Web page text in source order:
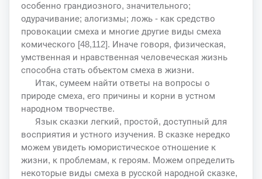
особенно грандиозного, значительного;
одурачивание; алогизмы; ложь - как средство
провокации смеха и многие другие виды смеха
комического [48,112]. Иначе говоря, физическая,
умственная и нравственная человеческая жизнь
способна стать объектом смеха в жизни.
Итак, сумеем найти ответы на вопросы о
природе смеха, его причины и корни в устном
народном творчестве.
Язык сказки легкий, простой, доступный для
восприятия и устного изучения. В сказке нередко
можем увидеть юмористическое отношение к
жизни, к проблемам, к героям. Можем определить
некоторые виды смеха в русской народной сказке,